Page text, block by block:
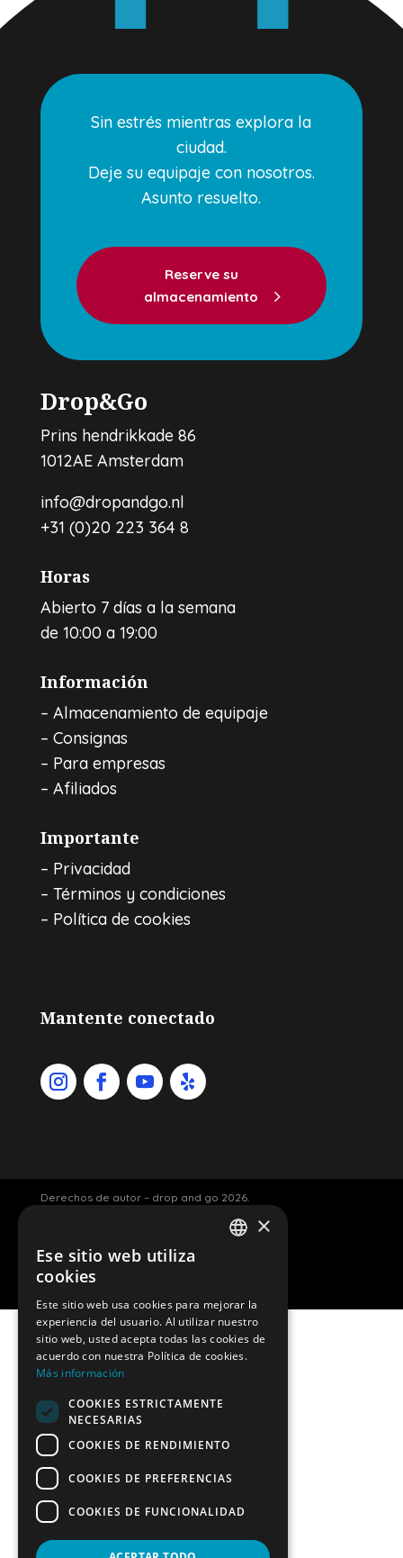
Sin estrés mientras explora la
ciudad.
Deje su equipaje con nosotros.
Asunto resuelto.
Reserve su
almacenamiento
Drop&Go
Prins hendrikkade 86
1012AE Amsterdam
info@dropandgo.nl
+31 (0)20 223 364 8
Horas
Abierto 7 días a la semana
de 10:00 a 19:00
Información
– Almacenamiento de equipaje
– Consignas
– Para empresas
– Afiliados
Importante
– Privacidad
– Términos y condiciones
– Política de cookies
Mantente conectado
Derechos de autor – drop and go 2026.
Luggage storage Amsterdam
Cerrado
permanentemente
El servicio de consigna de equipaje de DropandGo
está cerrado de forma permanente. Queremos
agradecer a todos nuestros clientes por su apoyo
a lo largo de los años.Si tienes alguna pregunta o
necesitas más información, contáctanos en
DUTCH
GERMAN
×
Ese sitio web utiliza
cookies
Este sitio web usa cookies para mejorar la
experiencia del usuario. Al utilizar nuestro
sitio web, usted acepta todas las cookies de
acuerdo con nuestra Política de cookies.
Más información
COOKIES ESTRICTAMENTE
NECESARIAS
COOKIES DE RENDIMIENTO
COOKIES DE PREFERENCIAS
COOKIES DE FUNCIONALIDAD